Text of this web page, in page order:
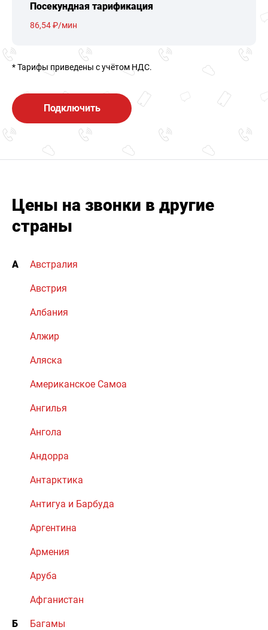
Посекундная тарификация
86,54 ₽/мин
* Тарифы приведены c учётом НДС.
Подключить
Цены на звонки в другие
страны
А Австралия
Австрия
Албания
Алжир
Аляска
Американское Самоа
Ангилья
Ангола
Андорра
Антарктика
Антигуа и Барбуда
Аргентина
Армения
Аруба
Афганистан
Б Багамы